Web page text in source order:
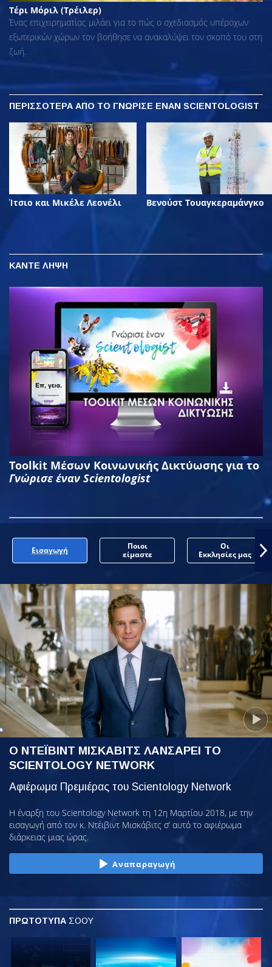
Τέρι Μόριλ (Τρέιλερ)
Ένας επιχειρηματίας μιλάει για το πώς ο σχεδιασμός υπέροχων
εξωτερικών χώρων τον βοήθησε να ανακαλύψει τον σκοπό του στη
ζωή.
ΠΕΡΙΣΣΟΤΕΡΑ ΑΠΟ ΤΟ ΓΝΩΡΙΣΕ ΕΝΑΝ SCIENTOLOGIST
Ίτσιο και Μικέλε Λεονέλι Βενούστ Τουαγκεραμάνγκο
ΚΑΝΤΕ ΛΗΨΗ
Toolkit Μέσων Κοινωνικής Δικτύωσης για το
Γνώρισε έναν Scientologist
Εισαγωγή
Ποιοι
είμαστε
Οι
Εκκλησίες μας
Ο ΝΤΕΪΒΙΝΤ ΜΙΣΚΑΒΙΤΣ ΛΑΝΣΑΡΕΙ ΤΟ
SCIENTOLOGY NETWORK
Αφιέρωμα Πρεμιέρας του Scientology Network
Η έναρξη του Scientology Network τη 12η Μαρτίου 2018, με την
εισαγωγή από τον κ. Ντέιβιντ Μισκάβιτς σ’ αυτό το αφιέρωμα
διάρκειας μιας ώρας.
Αναπαραγωγή
ΠΡΩΤΟΤΥΠΑ ΣΟΟΥ